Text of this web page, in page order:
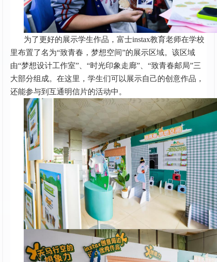
为了更好的展示学生作品，富士instax教育老师在学校
里布置了名为“致青春，梦想空间”的展示区域。该区域
由“梦想设计工作室”、“时光印象走廊”、“致青春邮局”三
大部分组成。在这里，学生们可以展示自己的创意作品，
还能参与到互通明信片的活动中。